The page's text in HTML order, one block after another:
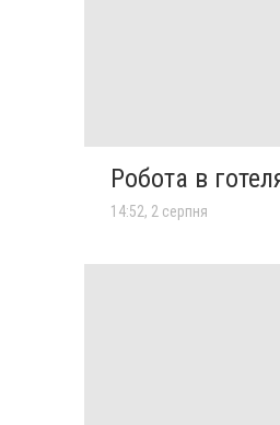
Робота в
14:52, 2 серпня